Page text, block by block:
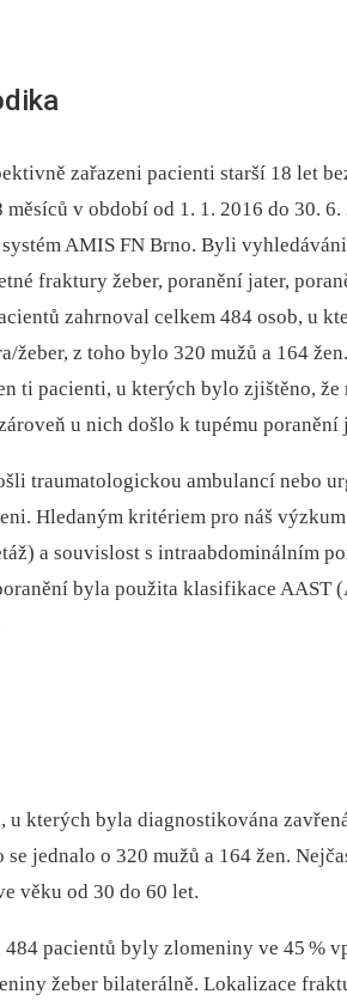
zařazeni pacienti starší 18 let
měsíců v období od 1. 1. 2016 do 30.
AMIS FN Brno. Byli
fraktury žeber, poranění jater,
zahrnoval celkem 484 osob, u
žeber, z toho bylo 320 mužů a 164
ti pacienti, u kterých bylo zjištěno, že
u nich došlo k tupému poranění
traumatologickou ambulancí nebo
Hledaným kritériem pro náš
a souvislost s intraabdominálním
byla použita klasifikace AAST
u kterých byla diagnostikována
jednalo o 320 mužů a 164 žen.
věku od 30 do 60 let.
484 pacientů byly zlomeniny ve 45 %
žeber bilaterálně. Lokalizace